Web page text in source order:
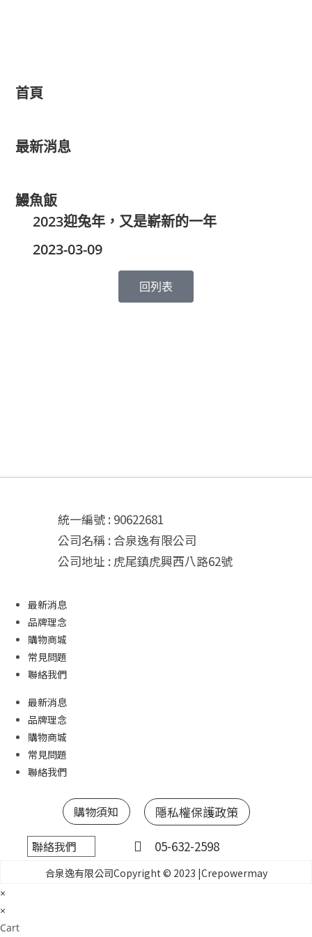
首頁
最新消息
鰻魚飯
2023迎兔年，又是嶄新的一年
2023-03-09
回列表
統一編號 : 90622681
公司名稱 : 合泉逸有限公司
公司地址 : 虎尾鎮虎興西八路62號
最新消息
品牌理念
購物商城
常見問題
聯絡我們
最新消息
品牌理念
購物商城
常見問題
聯絡我們
購物須知 隱私權保護政策
聯絡我們 05-632-2598
合泉逸有限公司Copyright © 2023 |Crepowermay
×
×
Cart